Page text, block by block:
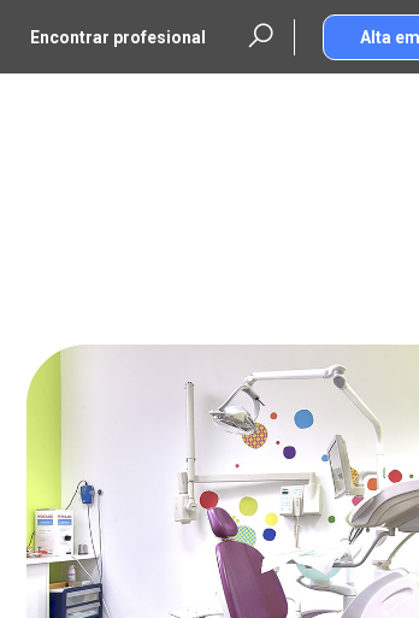
Encontrar profesional Alta